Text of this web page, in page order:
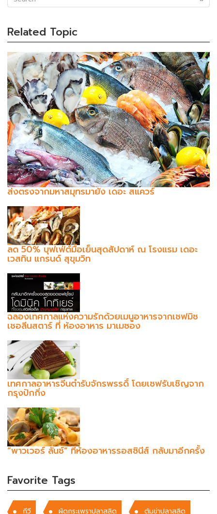
Related Topic
ส่งตรงจากมหาสมุทรมายัง เดอะ สแควร์
ลด 50% บุฟเฟ่ต์มื้อเย็นสุดสัปดาห์ ณ โรงแรม เดอะ
เวสทิน แกรนด์ สุขุมวิท
ฉลองเทศกาลแห่งความรักด้วยเมนูอาหารจากเชฟมิช
เชอลีนสตาร์ ที่ ห้องอาหาร มาเมซอง
เทศกาลอาหารจีนตำรับจักรพรรดิ์ โดยเชฟรับเชิญจาก
กรุงปักกิ่ง
“พาวเวอร์ ลันช์” ที่ห้องอาหารรอสซินีส์ กลับมาอีกครั้ง
Favorite Tags
กีวี ผัดกระเพรา​ปลาสลิด ต้มข่าปลาสลิด